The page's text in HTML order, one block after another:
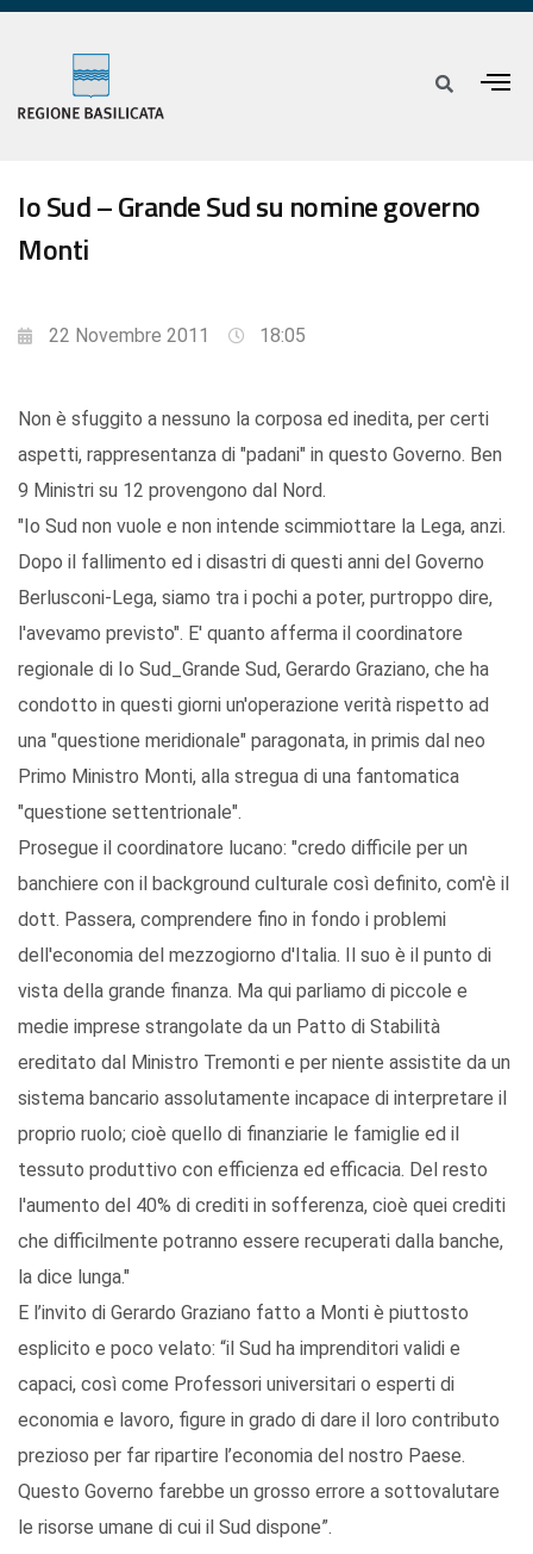
Io Sud – Grande Sud su nomine governo
Monti
22 Novembre 2011 18:05
Non è sfuggito a nessuno la corposa ed inedita, per certi
aspetti, rappresentanza di "padani" in questo Governo. Ben
9 Ministri su 12 provengono dal Nord.
"Io Sud non vuole e non intende scimmiottare la Lega, anzi.
Dopo il fallimento ed i disastri di questi anni del Governo
Berlusconi-Lega, siamo tra i pochi a poter, purtroppo dire,
l'avevamo previsto". E' quanto afferma il coordinatore
regionale di Io Sud_Grande Sud, Gerardo Graziano, che ha
condotto in questi giorni un'operazione verità rispetto ad
una "questione meridionale" paragonata, in primis dal neo
Primo Ministro Monti, alla stregua di una fantomatica
"questione settentrionale".
Prosegue il coordinatore lucano: "credo difficile per un
banchiere con il background culturale così definito, com'è il
dott. Passera, comprendere fino in fondo i problemi
dell'economia del mezzogiorno d'Italia. Il suo è il punto di
vista della grande finanza. Ma qui parliamo di piccole e
medie imprese strangolate da un Patto di Stabilità
ereditato dal Ministro Tremonti e per niente assistite da un
sistema bancario assolutamente incapace di interpretare il
proprio ruolo; cioè quello di finanziarie le famiglie ed il
tessuto produttivo con efficienza ed efficacia. Del resto
l'aumento del 40% di crediti in sofferenza, cioè quei crediti
che difficilmente potranno essere recuperati dalla banche,
la dice lunga."
E l’invito di Gerardo Graziano fatto a Monti è piuttosto
esplicito e poco velato: “il Sud ha imprenditori validi e
capaci, così come Professori universitari o esperti di
economia e lavoro, figure in grado di dare il loro contributo
prezioso per far ripartire l’economia del nostro Paese.
Questo Governo farebbe un grosso errore a sottovalutare
le risorse umane di cui il Sud dispone”.